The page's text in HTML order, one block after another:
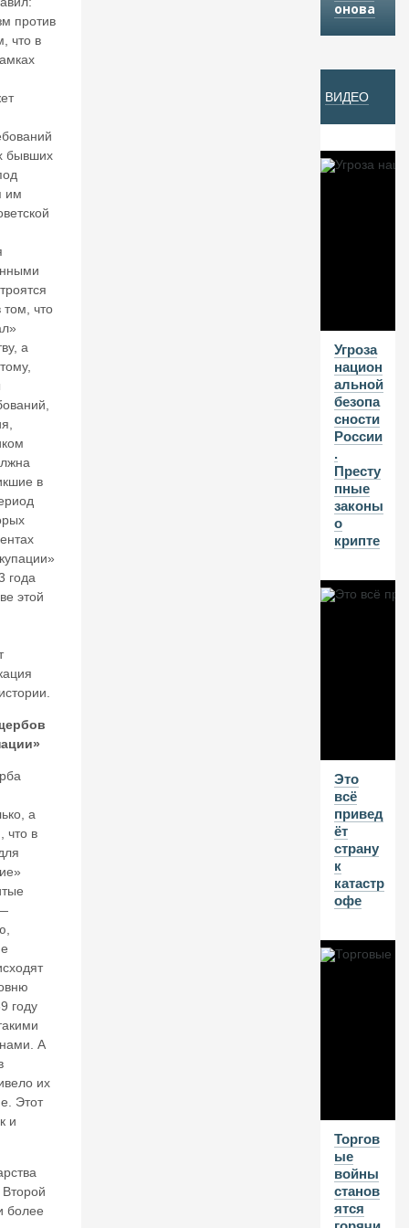
Й
Г
е
нт
и
К
ат
н
Е
щ
е
аз
н
а
те
м
о
к
р
о
б
а
с
ч
ет
о
в
01
А
20
26
против
что в
бывших
им
что
а
в
года
этой
а
что в
году
А
их
Этот
и
более
онова
ВИДЕО
Угроза
национ
альной
безопа
сности
России
.
Престу
пные
законы
о
крипте
Это
всё
привед
ёт
страну
к
катастр
офе
Торгов
ые
войны
станов
ятся